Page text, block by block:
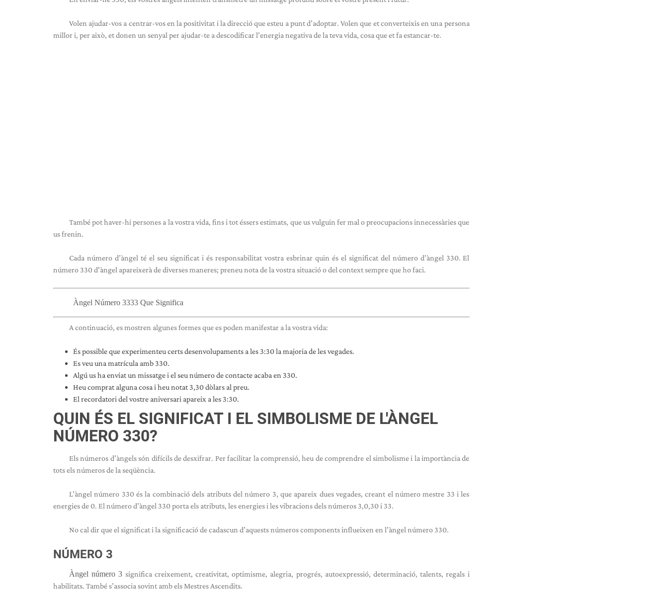
Volen ajudar-vos a centrar-vos en la positivitat i la direcció que esteu a punt d’adoptar. Volen que et converteixis en una persona
millor i, per això, et donen un senyal per ajudar-te a descodificar l’energia negativa de la teva vida, cosa que et fa estancar-te.
També pot haver-hi persones a la vostra vida, fins i tot éssers estimats, que us vulguin fer mal o preocupacions innecessàries que
us frenin.
Cada número d’àngel té el seu significat i és responsabilitat vostra esbrinar quin és el significat del número d’àngel 330. El
número 330 d'àngel apareixerà de diverses maneres; preneu nota de la vostra situació o del context sempre que ho faci.
Àngel Número 3333 Que Significa
A continuació, es mostren algunes formes que es poden manifestar a la vostra vida:
És possible que experimenteu certs desenvolupaments a les 3:30 la majoria de les vegades.
Es veu una matrícula amb 330.
Algú us ha enviat un missatge i el seu número de contacte acaba en 330.
Heu comprat alguna cosa i heu notat 3,30 dòlars al preu.
El recordatori del vostre aniversari apareix a les 3:30.
QUIN ÉS EL SIGNIFICAT I EL SIMBOLISME DE L'ÀNGEL
NÚMERO 330?
Els números d’àngels són difícils de desxifrar. Per facilitar la comprensió, heu de comprendre el simbolisme i la importància de
tots els números de la seqüència.
L’àngel número 330 és la combinació dels atributs del número 3, que apareix dues vegades, creant el número mestre 33 i les
energies de 0. El número d’àngel 330 porta els atributs, les energies i les vibracions dels números 3,0,30 i 33.
No cal dir que el significat i la significació de cadascun d’aquests números components influeixen en l’àngel número 330.
NÚMERO 3
Àngel número 3 significa creixement, creativitat, optimisme, alegria, progrés, autoexpressió, determinació, talents, regals i
habilitats. També s’associa sovint amb els Mestres Ascendits.